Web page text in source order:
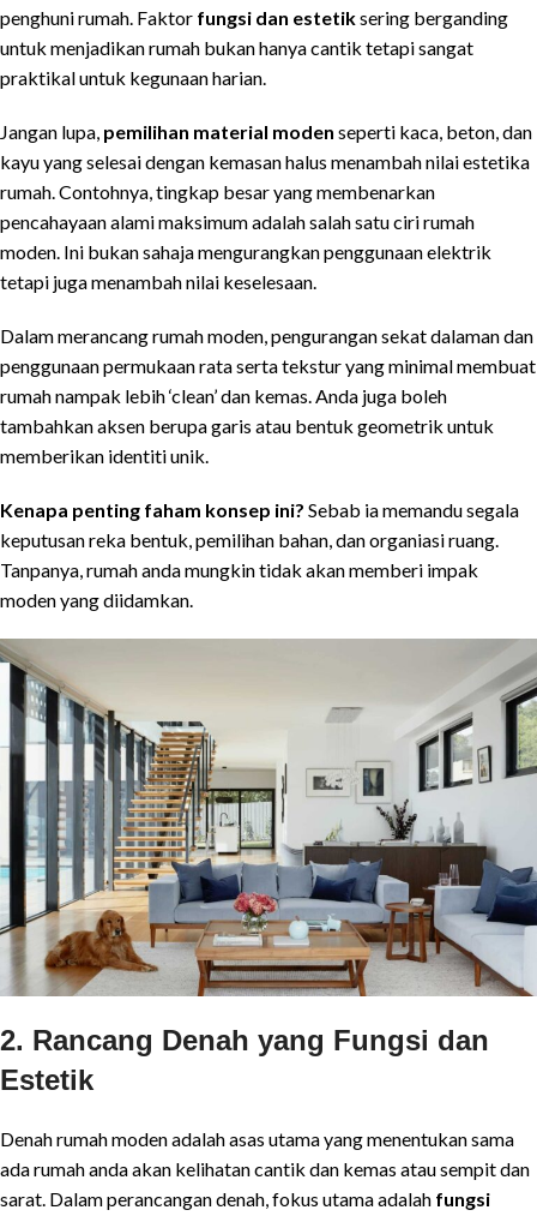
penghuni rumah. Faktor fungsi dan estetiksering berganding
untuk menjadikan rumah bukan hanya cantik tetapi sangat
praktikal untuk kegunaan harian.
Jangan lupa, pemilihan material moden seperti kaca, beton, dan
kayu yang selesai dengan kemasan halus menambah nilai estetika
rumah. Contohnya, tingkap besar yang membenarkan
pencahayaan alami maksimum adalah salah satu ciri rumah
moden. Ini bukan sahaja mengurangkan penggunaan elektrik
tetapi juga menambah nilai keselesaan.
Dalam merancang rumah moden, pengurangan sekat dalaman dan
penggunaan permukaan rata serta tekstur yang minimal membuat
rumah nampak lebih ‘clean’ dan kemas. Anda juga boleh
tambahkan aksen berupa garis atau bentuk geometrik untuk
memberikan identiti unik.
Kenapa penting faham konsep ini? Sebab ia memandu segala
keputusan reka bentuk, pemilihan bahan, dan organiasi ruang.
Tanpanya, rumah anda mungkin tidak akan memberi impak
moden yang diidamkan.
2. Rancang Denah yang Fungsi dan
Estetik
Denah rumah moden adalah asas utama yang menentukan sama
ada rumah anda akan kelihatan cantik dan kemas atau sempit dan
sarat. Dalam perancangan denah, fokus utama adalah fungsi